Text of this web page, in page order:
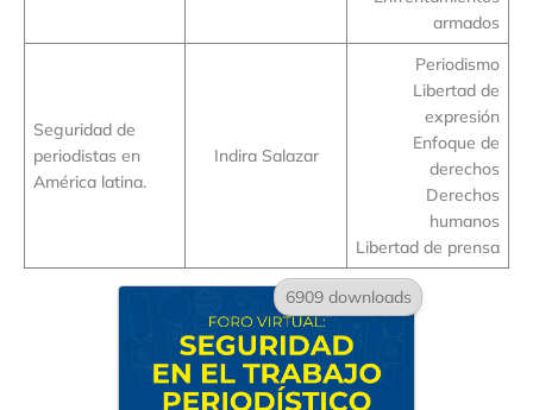
armados
Seguridad de
periodistas en
América latina.
Indira Salazar
Periodismo
Libertad de
expresión
Enfoque de
derechos
Derechos
humanos
Libertad de prensa
6909 downloads